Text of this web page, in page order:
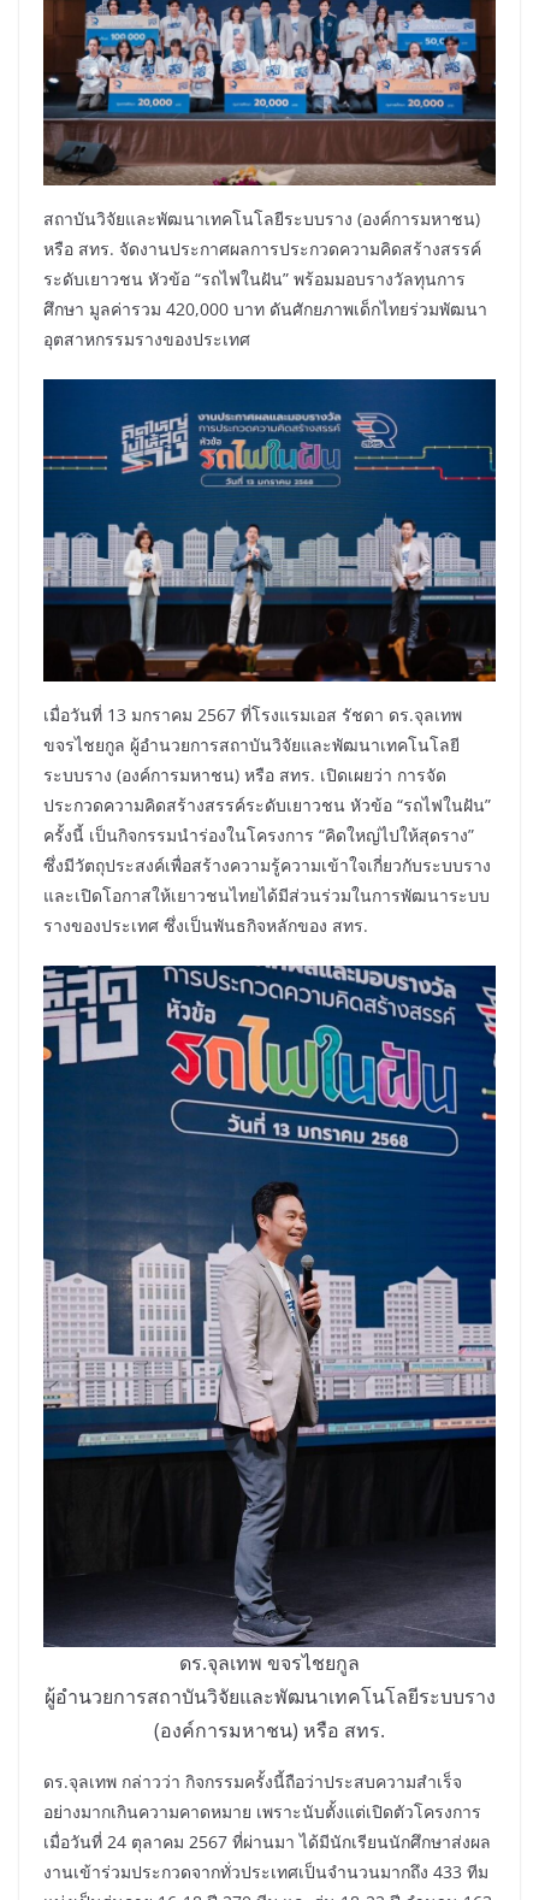
สถาบันวิจัยและพัฒนาเทคโนโลยีระบบราง (องค์การมหาชน)
หรือ สทร. จัดงานประกาศผลการประกวดความคิดสร้างสรรค์
ระดับเยาวชน หัวข้อ “รถไฟในฝัน” พร้อมมอบรางวัลทุนการ
ศึกษา มูลค่ารวม 420,000 บาท ดันศักยภาพเด็กไทยร่วมพัฒนา
อุตสาหกรรมรางของประเทศ
เมื่อวันที่ 13 มกราคม 2567 ที่โรงแรมเอส รัชดา ดร.จุลเทพ
ขจรไชยกูล ผู้อำนวยการสถาบันวิจัยและพัฒนาเทคโนโลยี
ระบบราง (องค์การมหาชน) หรือ สทร. เปิดเผยว่า การจัด
ประกวดความคิดสร้างสรรค์ระดับเยาวชน หัวข้อ “รถไฟในฝัน”
ครั้งนี้ เป็นกิจกรรมนำร่องในโครงการ “คิดใหญ่ไปให้สุดราง”
ซึ่งมีวัตถุประสงค์เพื่อสร้างความรู้ความเข้าใจเกี่ยวกับระบบราง
และเปิดโอกาสให้เยาวชนไทยได้มีส่วนร่วมในการพัฒนาระบบ
รางของประเทศ ซึ่งเป็นพันธกิจหลักของ สทร.
ดร.จุลเทพ ขจรไชยกูล
ผู้อำนวยการสถาบันวิจัยและพัฒนาเทคโนโลยีระบบราง
(องค์การมหาชน) หรือ สทร.
ดร.จุลเทพ กล่าวว่า กิจกรรมครั้งนี้ถือว่าประสบความสำเร็จ
อย่างมากเกินความคาดหมาย เพราะนับตั้งแต่เปิดตัวโครงการ
เมื่อวันที่ 24 ตุลาคม 2567 ที่ผ่านมา ได้มีนักเรียนนักศึกษาส่งผล
งานเข้าร่วมประกวดจากทั่วประเทศเป็นจำนวนมากถึง 433 ทีม